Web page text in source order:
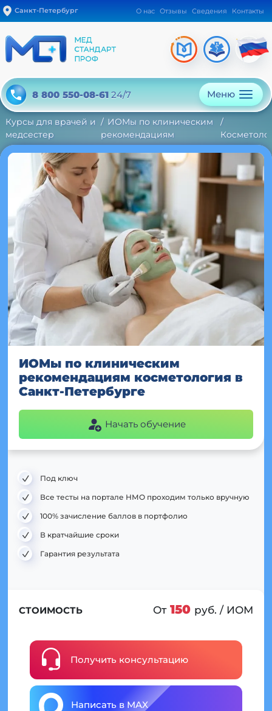
Санкт-Петербург О нас Отзывы Сведения Контакты
8 800 550-08-61 24/7 Меню
Курсы для врачей и
медсестер
ИОМы по клиническим
рекомендациям
ИОМы по клиническим
рекомендациям косметология в
Санкт-Петербурге
Начать обучение
Под ключ
Все тесты на портале НМО проходим только вручную
100% зачисление баллов в портфолио
В кратчайшие сроки
Гарантия результата
СТОИМОСТЬ От 150 руб. / ИОМ
Получить консультацию
Написать в MAX